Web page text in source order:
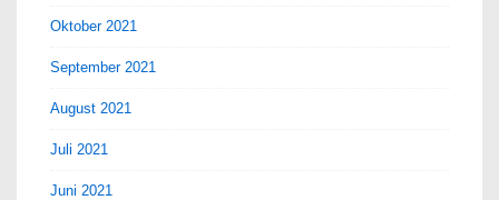
Oktober 2021
September 2021
August 2021
Juli 2021
Juni 2021